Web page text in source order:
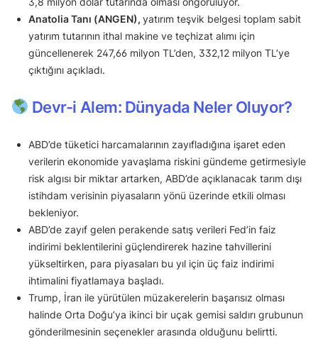
Anatolia Tanı (ANGEN), yatırım teşvik belgesi toplam sabit
yatırım tutarının ithal makine ve teçhizat alımı için
güncellenerek 247,66 milyon TL’den, 332,12 milyon TL’ye
çıktığını açıkladı.
Devr-i Alem: Dünyada Neler Oluyor?
ABD’de tüketici harcamalarının zayıfladığına işaret eden
verilerin ekonomide yavaşlama riskini gündeme getirmesiyle
risk algısı bir miktar artarken, ABD’de açıklanacak tarım dışı
istihdam verisinin piyasaların yönü üzerinde etkili olması
bekleniyor.
ABD’de zayıf gelen perakende satış verileri Fed’in faiz
indirimi beklentilerini güçlendirerek hazine tahvillerini
yükseltirken, para piyasaları bu yıl için üç faiz indirimi
ihtimalini fiyatlamaya başladı.
Trump, İran ile yürütülen müzakerelerin başarısız olması
halinde Orta Doğu’ya ikinci bir uçak gemisi saldırı grubunun
gönderilmesinin seçenekler arasında olduğunu belirtti.